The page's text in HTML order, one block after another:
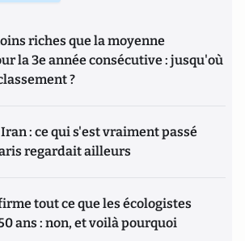
riches que la moyenne
la 3e année consécutive : jusqu'où
?
: ce qui s'est vraiment passé
regardait ailleurs
tout ce que les écologistes
ans : non, et voilà pourquoi